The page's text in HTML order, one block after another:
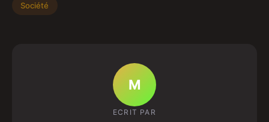
Société
M
ECRIT PAR